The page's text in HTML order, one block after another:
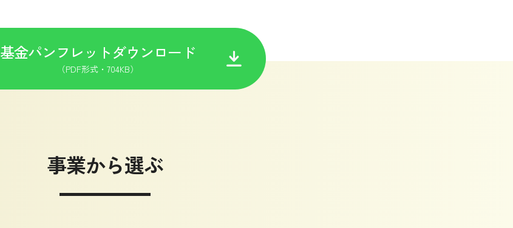
基金パンフレットダウンロード
（PDF形式・704KB）
事業から選ぶ